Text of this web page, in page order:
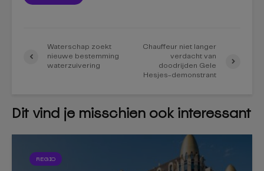
Waterschap zoekt
nieuwe bestemming
waterzuivering
Chauffeur niet langer
verdacht van
doodrijden Gele
Hesjes-demonstrant
Dit vind je misschien ook interessant
REGIO